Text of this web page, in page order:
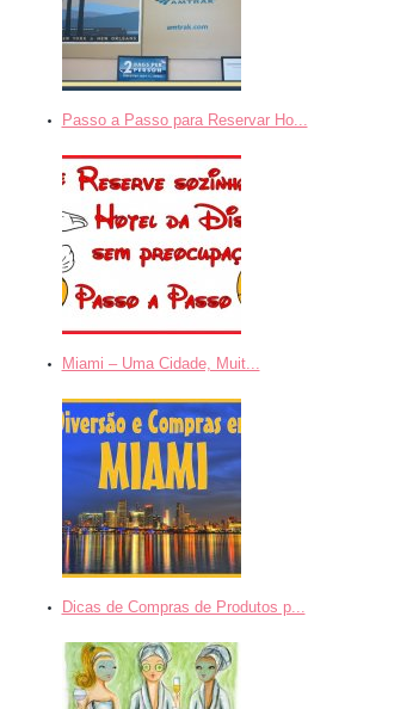
Passo a Passo para Reservar Ho...
Miami – Uma Cidade, Muit...
Dicas de Compras de Produtos p...